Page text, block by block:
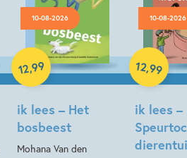
10-08-2026
ik lees – Het
bosbeest
Mohana Van den
12,99
Hardcover
10-08-2026
ik lees –
12,99
Hardcover